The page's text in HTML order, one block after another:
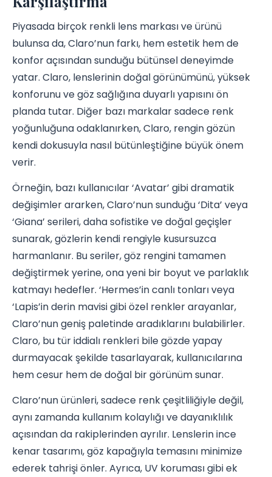
Piyasada birçok renkli lens markası ve ürünü
bulunsa da, Claro’nun farkı, hem estetik hem de
konfor açısından sunduğu bütünsel deneyimde
yatar. Claro, lenslerinin doğal görünümünü, yüksek
konforunu ve göz sağlığına duyarlı yapısını ön
planda tutar. Diğer bazı markalar sadece renk
yoğunluğuna odaklanırken, Claro, rengin gözün
kendi dokusuyla nasıl bütünleştiğine büyük önem
verir.
Örneğin, bazı kullanıcılar ‘Avatar’ gibi dramatik
değişimler ararken, Claro’nun sunduğu ‘Dita’ veya
‘Giana’ serileri, daha sofistike ve doğal geçişler
sunarak, gözlerin kendi rengiyle kusursuzca
harmanlanır. Bu seriler, göz rengini tamamen
değiştirmek yerine, ona yeni bir boyut ve parlaklık
katmayı hedefler. ‘Hermes’in canlı tonları veya
‘Lapis’in derin mavisi gibi özel renkler arayanlar,
Claro’nun geniş paletinde aradıklarını bulabilirler.
Claro, bu tür iddialı renkleri bile gözde yapay
durmayacak şekilde tasarlayarak, kullanıcılarına
hem cesur hem de doğal bir görünüm sunar.
Claro’nun ürünleri, sadece renk çeşitliliğiyle değil,
aynı zamanda kullanım kolaylığı ve dayanıklılık
açısından da rakiplerinden ayrılır. Lenslerin ince
kenar tasarımı, göz kapağıyla temasını minimize
ederek tahrişi önler. Ayrıca, UV koruması gibi ek